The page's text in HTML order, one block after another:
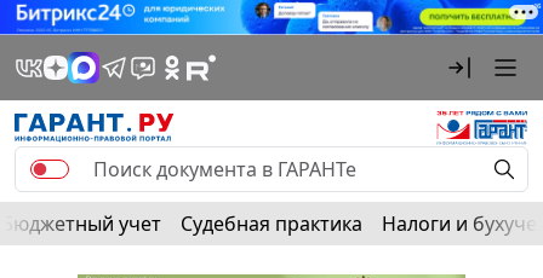
Бюджетный учет Судебная практика Налоги и